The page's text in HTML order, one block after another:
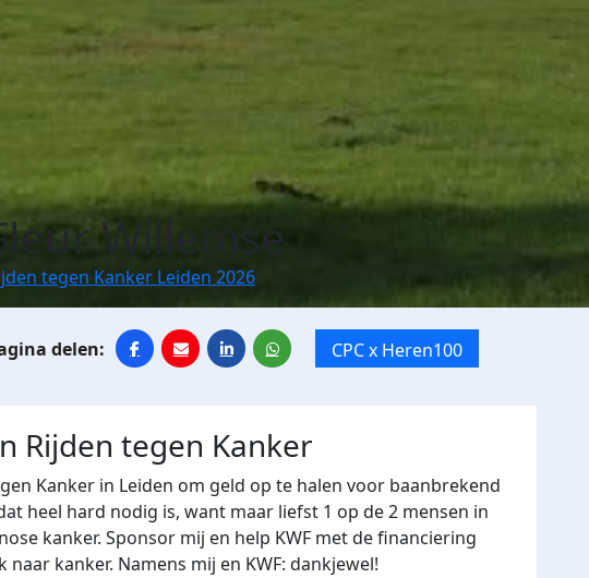
Willemse
tegen Kanker Leiden 2026
CPC x Heren100
Rijden tegen Kanker
Kanker in Leiden om geld op te halen voor baanbrekend
heel hard nodig is, want maar liefst 1 op de 2 mensen in
kanker. Sponsor mij en help KWF met de financiering
kanker. Namens mij en KWF: dankjewel!